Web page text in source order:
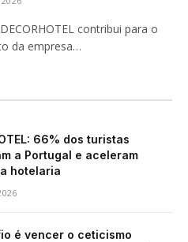
contribui para o
da empresa…
66% dos turistas
a Portugal e aceleram
hotelaria
é vencer o ceticismo